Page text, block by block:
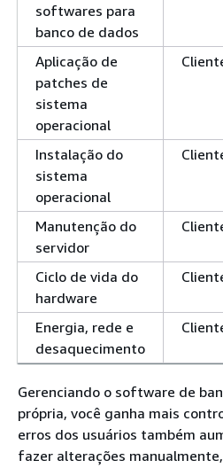
softwares para
banco de dados
Aplicação de
patches de
sistema
operacional
Instalação do
sistema
operacional
Manutenção do
servidor
Ciclo de vida do
hardware
Energia, rede e
desaquecimento
Gerenciando o software de
própria, você ganha mais
erros dos usuários também
fazer alterações